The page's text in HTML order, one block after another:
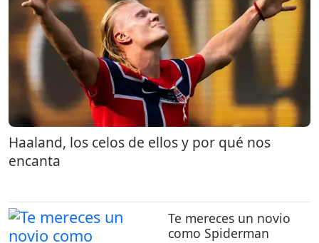
Haaland, los celos de ellos y por qué nos
encanta
Te mereces un novio
como Spiderman